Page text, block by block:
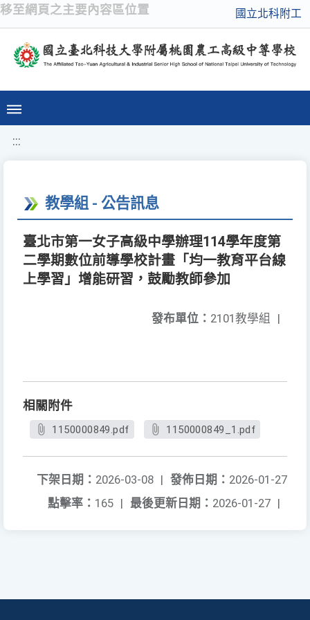
移至網頁之主要內容區位置 國立北科附工
:::
教學組 - 公告訊息
臺北市第一女子高級中學辦理114學年度第
二學期數位前導學校計畫「均一教育平台線
上學習」增能研習，鼓勵教師參加
發布單位： 2101教學組 |
相關附件
1150000849.pdf 1150000849_1.pdf
發佈日期： 2026-01-27
下架日期： 2026-03-08 |
最後更新日期： 2026-01-27 |
點擊率： 165 |